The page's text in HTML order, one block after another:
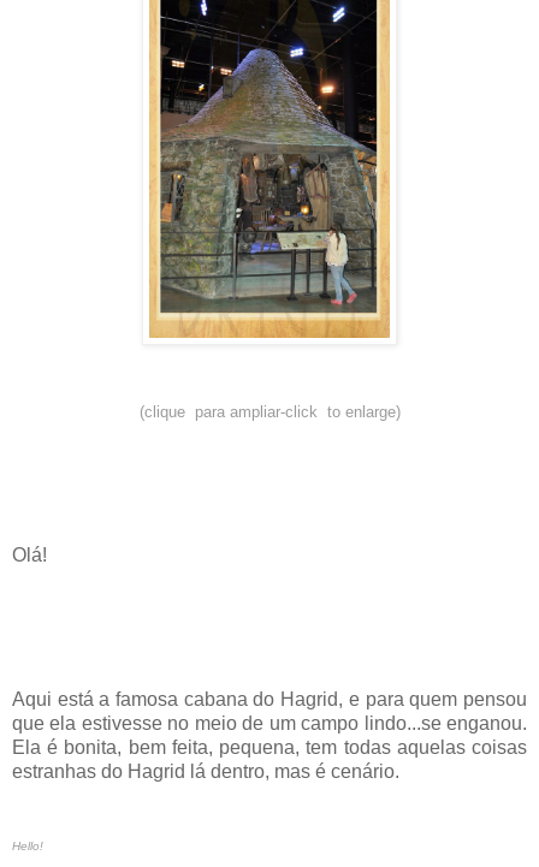
(clique para ampliar-click to enlarge)
Olá!
Aqui está a famosa cabana do Hagrid, e para quem pensou
que ela estivesse no meio de um campo lindo...se enganou.
Ela é bonita, bem feita, pequena, tem todas aquelas coisas
estranhas do Hagrid lá dentro, mas é cenário.
Hello!